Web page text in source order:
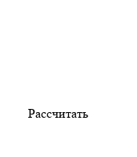
Рассчитать